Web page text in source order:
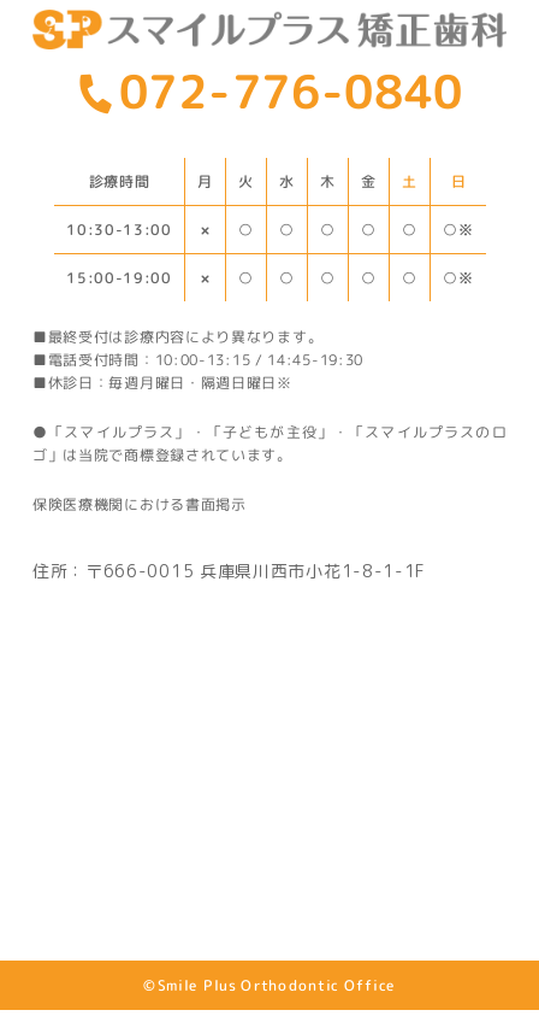
072-776-0840
診療時間 月 火 水 木 金 土 日
10:30-13:00 × ○ ○ ○ ○ ○ ○※
15:00-19:00 × ○ ○ ○ ○ ○ ○※
■最終受付は診療内容により異なります。
■電話受付時間：10:00-13:15 / 14:45-19:30
■休診日：毎週月曜日・隔週日曜日※
●「スマイルプラス」・「子どもが主役」・「スマイルプラスのロ
ゴ」は当院で商標登録されています。
保険医療機関における書面掲示
住所：〒666-0015 兵庫県川西市小花1-8-1-1F
©Smile Plus Orthodontic Office